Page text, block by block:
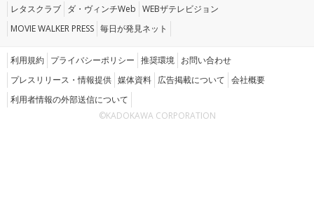
レタスクラブ ダ・ヴィンチWeb WEBザテレビジョン
MOVIE WALKER PRESS 毎日が発見ネット
利用規約 プライバシーポリシー 推奨環境 お問い合わせ
プレスリリース・情報提供 媒体資料 広告掲載について 会社概要
利用者情報の外部送信について
©KADOKAWA CORPORATION